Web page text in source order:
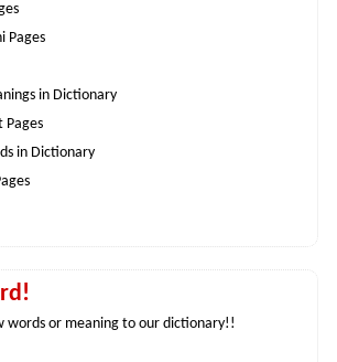
Pages
in Dictionary
Pages
in Dictionary
words or meaning to our dictionary!!